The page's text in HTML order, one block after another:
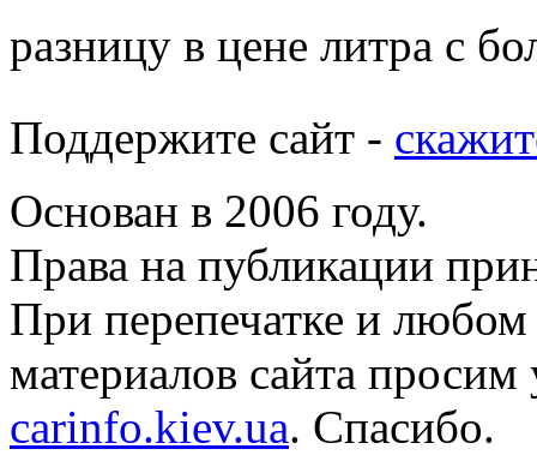
разницу в цене литра с
Поддержите сайт -
Основан в 2006 году.
Права на публикации
При перепечатке и
материалов сайта просим
carinfo.kiev.ua. Спасибо.